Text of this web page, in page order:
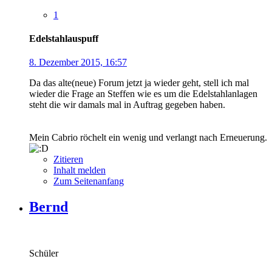
1
Edelstahlauspuff
8. Dezember 2015, 16:57
Da das alte(neue) Forum jetzt ja wieder geht, stell ich mal
wieder die Frage an Steffen wie es um die Edelstahlanlagen
steht die wir damals mal in Auftrag gegeben haben.
Mein Cabrio röchelt ein wenig und verlangt nach Erneuerung.
Zitieren
Inhalt melden
Zum Seitenanfang
Bernd
Schüler